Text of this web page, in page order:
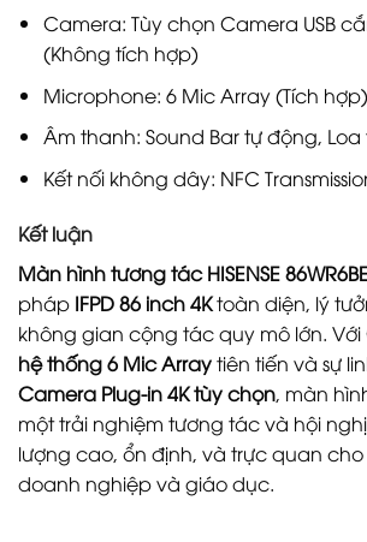
Camera: Tùy chọn Camera USB
(Không tích hợp)
Microphone: 6 Mic Array (Tích hợp)
Âm thanh: Sound Bar tự động, Loa
Kết nối không dây: NFC
Kết luận
Màn hình tương tác HISENSE
pháp IFPD 86 inch 4Ktoàn diện, lý
không gian cộng tác quy mô lớn. Với
hệ thống 6 Mic Arraytiên tiến và sự
Camera Plug-in 4K tùy chọn, màn
một trải nghiệm tương tác và hội
lượng cao, ổn định, và trực quan
doanh nghiệp và giáo dục.